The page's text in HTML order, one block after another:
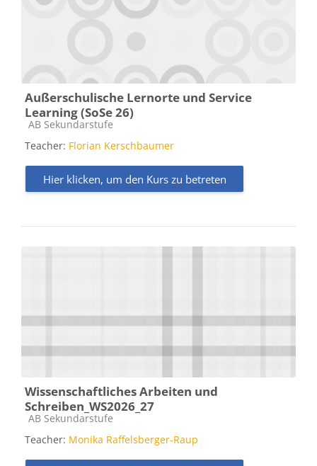
Außerschulische Lernorte und Service
Learning (SoSe 26)
Kursbereich
AB Sekundarstufe
Teacher: Florian Kerschbaumer
Hier klicken, um den Kurs zu betreten
Wissenschaftliches Arbeiten und
Schreiben_WS2026_27
Kursbereich
AB Sekundarstufe
Teacher: Monika Raffelsberger-Raup